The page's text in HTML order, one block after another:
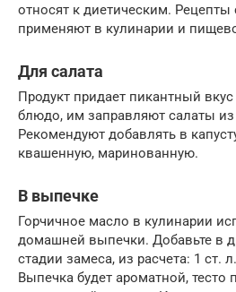
относят к диетическим.
применяют в кулинарии и
Для салата
Продукт придает пикантный
блюдо, им заправляют салаты
Рекомендуют добавлять в
квашенную, маринованную.
В выпечке
Горчичное масло в кулинарии
домашней выпечки. Добавьте в
стадии замеса, из расчета: 1 ст.
Выпечка будет ароматной, тесто